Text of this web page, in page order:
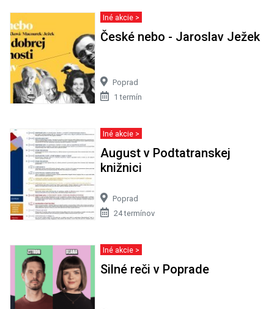
Iné akcie >
České nebo - Jaroslav Ježek
Poprad
1 termín
Iné akcie >
August v Podtatranskej
knižnici
Poprad
24 termínov
Iné akcie >
Silné reči v Poprade